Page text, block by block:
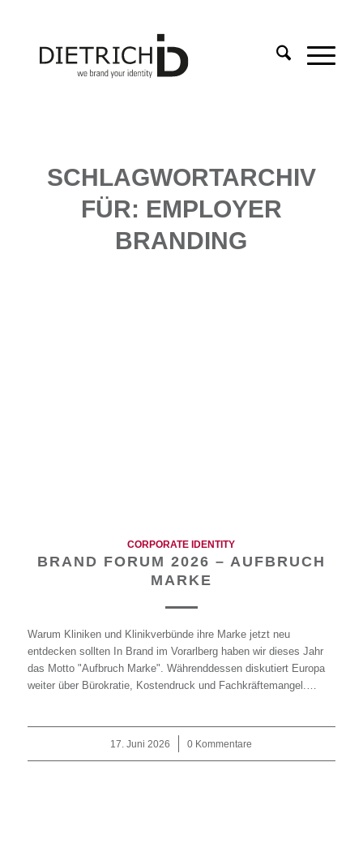
SCHLAGWORTARCHIV
FÜR: EMPLOYER
BRANDING
CORPORATE IDENTITY
BRAND FORUM 2026 – AUFBRUCH
MARKE
Warum Kliniken und Klinikverbünde ihre Marke jetzt neu
entdecken sollten In Brand im Vorarlberg haben wir dieses Jahr
das Motto "Aufbruch Marke". Währenddessen diskutiert Europa
weiter über Bürokratie, Kostendruck und Fachkräftemangel.…
17. Juni 2026
/ 0 Kommentare